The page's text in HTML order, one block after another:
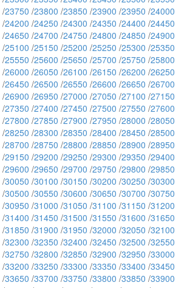
/23750 /23800 /23850 /23900 /23950 /24000
/24200 /24250 /24300 /24350 /24400 /24450
/24650 /24700 /24750 /24800 /24850 /24900
/25100 /25150 /25200 /25250 /25300 /25350
/25550 /25600 /25650 /25700 /25750 /25800
/26000 /26050 /26100 /26150 /26200 /26250
/26450 /26500 /26550 /26600 /26650 /26700
/26900 /26950 /27000 /27050 /27100 /27150
/27350 /27400 /27450 /27500 /27550 /27600
/27800 /27850 /27900 /27950 /28000 /28050
/28250 /28300 /28350 /28400 /28450 /28500
/28700 /28750 /28800 /28850 /28900 /28950
/29150 /29200 /29250 /29300 /29350 /29400
/29600 /29650 /29700 /29750 /29800 /29850
/30050 /30100 /30150 /30200 /30250 /30300
/30500 /30550 /30600 /30650 /30700 /30750
/30950 /31000 /31050 /31100 /31150 /31200
/31400 /31450 /31500 /31550 /31600 /31650
/31850 /31900 /31950 /32000 /32050 /32100
/32300 /32350 /32400 /32450 /32500 /32550
/32750 /32800 /32850 /32900 /32950 /33000
/33200 /33250 /33300 /33350 /33400 /33450
/33650 /33700 /33750 /33800 /33850 /33900